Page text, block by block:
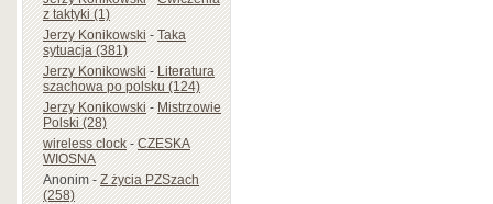
z taktyki (1)
Jerzy Konikowski-Taka
sytuacja (381)
Jerzy Konikowski-Literatura
szachowa po polsku (124)
Jerzy Konikowski-Mistrzowie
Polski (28)
wireless clock-CZESKA
WIOSNA
Anonim-Z życia PZSzach
(258)